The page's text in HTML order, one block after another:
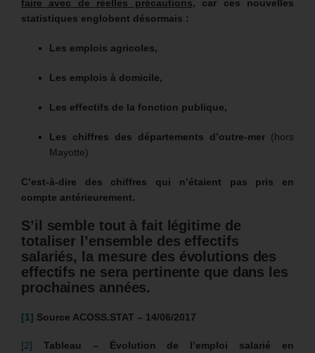
faire avec de réelles précautions, car ces nouvelles
statistiques englobent désormais :
Les emplois agricoles,
Les emplois à domicile,
Les effectifs de la fonction publique,
Les chiffres des départements d’outre-mer (hors
Mayotte).
C’est-à-dire des chiffres qui n’étaient pas pris en
compte antérieurement.
S’il semble tout à fait légitime de
totaliser l’ensemble des effectifs
salariés,
la mesure des évolutions des
effectifs ne sera pertinente que dans les
prochaines années.
[1] Source ACOSS.STAT – 14/06/2017
[2]
Tableau – Évolution de l’emploi salarié en